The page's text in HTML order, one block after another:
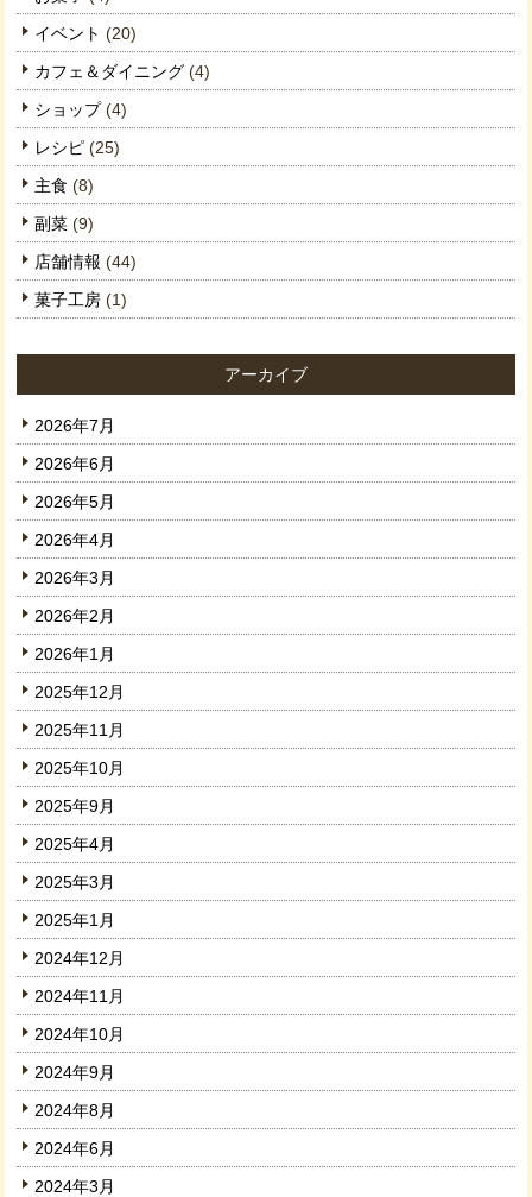
イベント (20)
カフェ＆ダイニング (4)
ショップ(4)
レシピ (25)
主食 (8)
副菜 (9)
店舗情報 (44)
菓子工房 (1)
アーカイブ
2026年7月
2026年6月
2026年5月
2026年4月
2026年3月
2026年2月
2026年1月
2025年12月
2025年11月
2025年10月
2025年9月
2025年4月
2025年3月
2025年1月
2024年12月
2024年11月
2024年10月
2024年9月
2024年8月
2024年6月
2024年3月